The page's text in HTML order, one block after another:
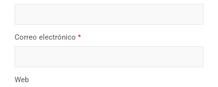
Correo electrónico *
Web